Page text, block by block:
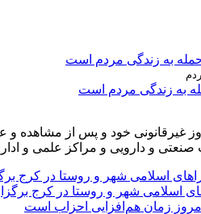
به زندگی مردم است
غیرقانونی خود و پس از مشاهده و
صنعتی و دارویی و مراکز علمی و
اسلامی شهر و روستا در کرج